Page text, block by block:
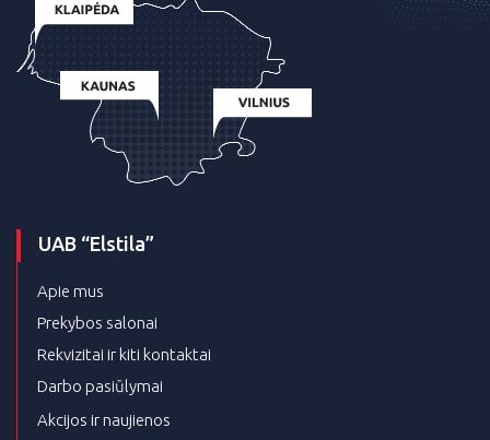
UAB “Elstila”
Apie mus
Prekybos salonai
Rekvizitai ir kiti kontaktai
Darbo pasiūlymai
Akcijos ir naujienos